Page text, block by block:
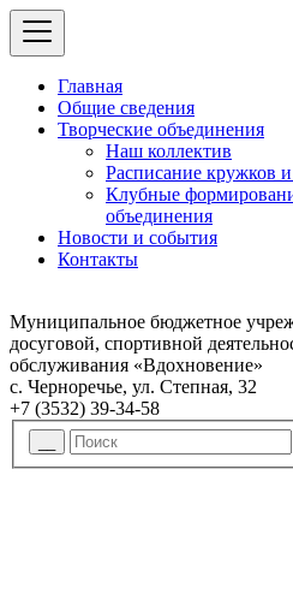
Главная
Общие сведения
Творческие объединения
Наш коллектив
Расписание кружков
Клубные
объединения
Новости и события
Контакты
Муниципальное бюджетное
досуговой, спортивной
обслуживания «Вдохновение»
с. Черноречье, ул. Степная, 32
+7 (3532) 39-34-58